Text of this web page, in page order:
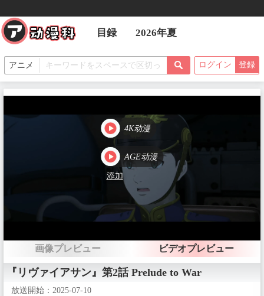
目録 2026年夏
ログイン 登録
4K动漫
AGE动漫
添加
画像プレビュー ビデオプレビュー
『リヴァイアサン』第2話 Prelude to War
放送開始： 2025-07-10
PVエピソード